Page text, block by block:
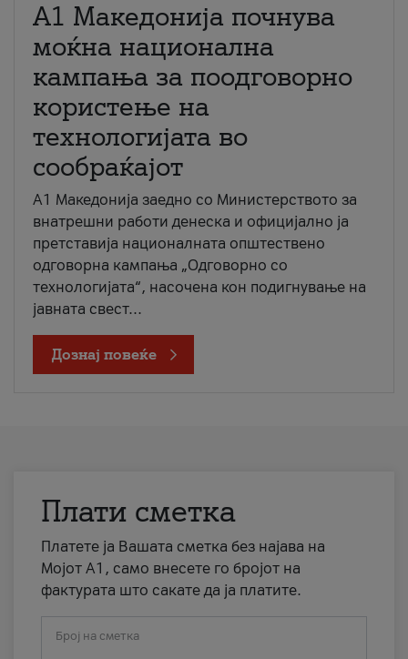
A1 Македонија почнува
моќна национална
кампања за поодговорно
користење на
технологијата во
сообраќајот
A1 Македонија заедно со Министерството за
внатрешни работи денеска и официјално ја
претставија националната општествено
одговорна кампања „Одговорно со
технологијата“, насочена кон подигнување на
јавната свест...
Дознај повеќе
Плати сметка
Платете ја Вашата сметка без најава на
Мојот А1, само внесете го бројот на
фактурата што сакате да ја платите.
Број на сметка